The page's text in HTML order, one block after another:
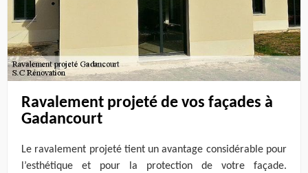
Ravalement projeté de vos façades à
Gadancourt
Le ravalement projeté tient un avantage considérable pour
l’esthétique et pour la protection de votre façade.